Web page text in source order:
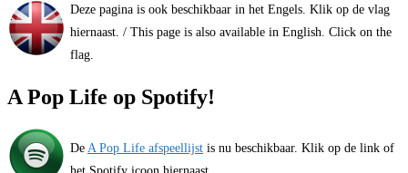
Deze pagina is ook beschikbaar in het Engels. Klik op de vlag
hiernaast. / This page is also available in English. Click on the
flag.
A Pop Life op Spotify!
De A Pop Life afspeellijst is nu beschikbaar. Klik op de link of